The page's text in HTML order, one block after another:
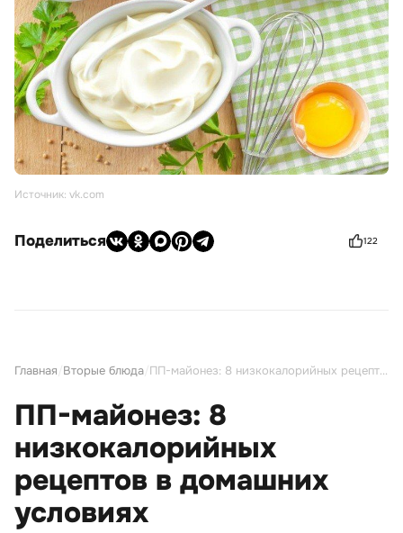
Источник: vk.com
Поделиться 122
Главная Вторые блюда ПП-майонез: 8 низкокалорийных рецептов в домашних условиях
ПП-майонез: 8
низкокалорийных
рецептов в домашних
условиях